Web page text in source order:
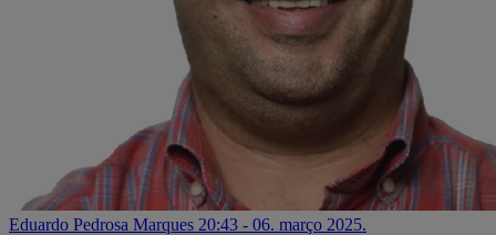
Eduardo Pedrosa Marques 20:43 - 06. março 2025.